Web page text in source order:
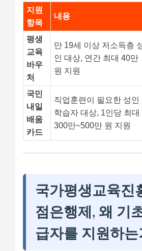
지원
항목
내용
평생
교육
바우
처
만 19세 이상 저소득층
인 대상, 연간 최대 40만
원 지원
국민
내일
배움
카드
직업훈련이 필요한 성인
학습자 대상, 1인당 최대
300만~500만 원 지원
국가평생교육진
점은행제, 왜 기
급자를 지원하는